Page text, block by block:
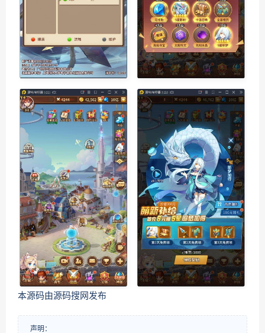
本源码由源码搜网发布
声明：